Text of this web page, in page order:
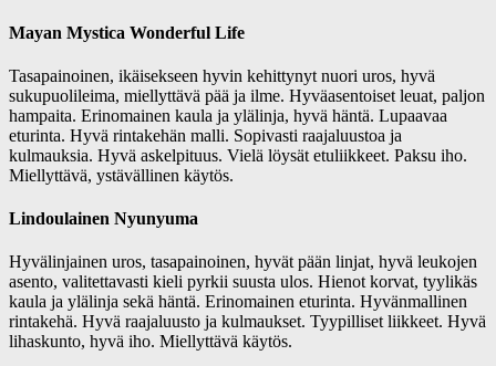
Mayan Mystica Wonderful Life
Tasapainoinen, ikäisekseen hyvin kehittynyt nuori uros, hyvä
sukupuolileima, miellyttävä pää ja ilme. Hyväasentoiset leuat, paljon
hampaita. Erinomainen kaula ja ylälinja, hyvä häntä. Lupaavaa
eturinta. Hyvä rintakehän malli. Sopivasti raajaluustoa ja
kulmauksia. Hyvä askelpituus. Vielä löysät etuliikkeet. Paksu iho.
Miellyttävä, ystävällinen käytös.
Lindoulainen Nyunyuma
Hyvälinjainen uros, tasapainoinen, hyvät pään linjat, hyvä leukojen
asento, valitettavasti kieli pyrkii suusta ulos. Hienot korvat, tyylikäs
kaula ja ylälinja sekä häntä. Erinomainen eturinta. Hyvänmallinen
rintakehä. Hyvä raajaluusto ja kulmaukset. Tyypilliset liikkeet. Hyvä
lihaskunto, hyvä iho. Miellyttävä käytös.